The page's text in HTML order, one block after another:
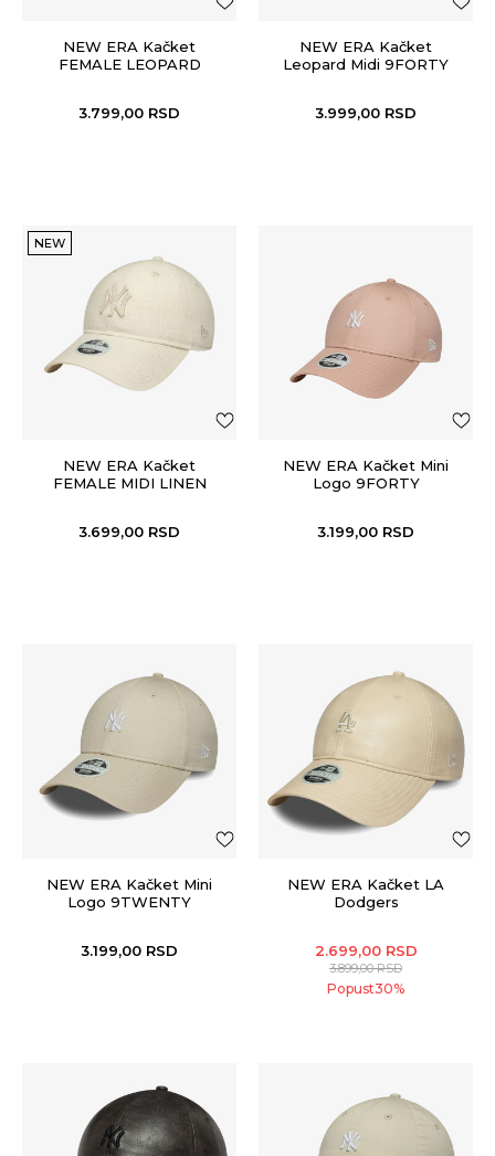
NEW ERA Kačket
FEMALE LEOPARD
3.799,00 RSD
NEW ERA Kačket
Leopard Midi 9FORTY
3.999,00 RSD
NEW
NEW ERA Kačket
FEMALE MIDI LINEN
3.699,00 RSD
NEW ERA Kačket Mini
Logo 9FORTY
3.199,00 RSD
NEW ERA Kačket Mini
Logo 9TWENTY
3.199,00 RSD
NEW ERA Kačket LA
Dodgers
2.699,00 RSD
3.899,00RSD
Popust30%